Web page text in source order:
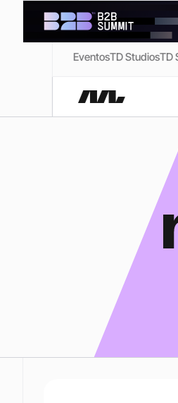
EventosTD StudiosTD